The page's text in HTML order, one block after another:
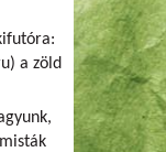
a zöld